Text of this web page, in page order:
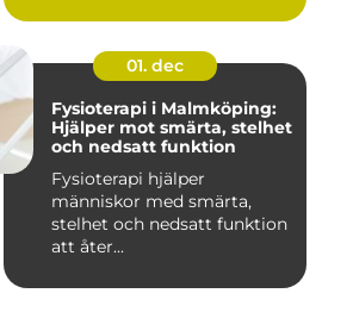
01. dec
Fysioterapi i Malmköping:
Hjälper mot smärta, stelhet
och nedsatt funktion
Fysioterapi hjälper
människor med smärta,
stelhet och nedsatt funktion
att åter...